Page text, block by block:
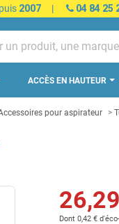
2007 | 04 84 25
ACCÈS EN HAUTEUR
pour aspirateur
Dont 0,42 €